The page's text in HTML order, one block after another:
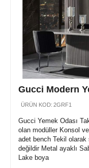
Gucci Modern
ÜRÜN KOD: 2GRF1
Gucci Yemek Odası
olan modüller Konsol
adet bench Tekil olarak
değildir Metal ayaklı
Lake boya